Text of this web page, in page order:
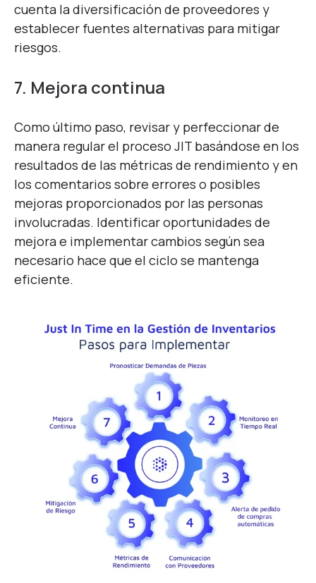
cuenta la diversificación de proveedores y
establecer fuentes alternativas para mitigar
riesgos.
7. Mejora continua
Como último paso, revisar y perfeccionar de
manera regular el proceso JIT basándose en los
resultados de las métricas de rendimiento y en
los comentarios sobre errores o posibles
mejoras proporcionados por las personas
involucradas. Identificar oportunidades de
mejora e implementar cambios según sea
necesario hace que el ciclo se mantenga
eficiente.